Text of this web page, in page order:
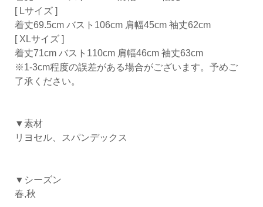
[ Lサイズ ]
着丈69.5cm バスト106cm 肩幅45cm 袖丈62cm
[ XLサイズ ]
着丈71cm バスト110cm 肩幅46cm 袖丈63cm
※1-3cm程度の誤差がある場合がございます。予めご
了承ください。
▼素材
リヨセル、スパンデックス
▼シーズン
春,秋